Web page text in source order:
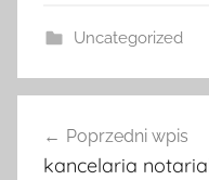
Uncategorized
wpisu
Poprzedni wpis
kancelaria